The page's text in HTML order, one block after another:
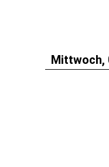
Mittwoch,